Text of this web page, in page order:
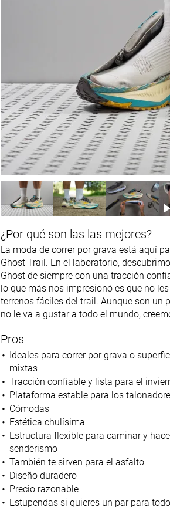
¿Por qué son las las mejores?
La moda de correr por grava está aquí
Ghost Trail. En el laboratorio,
Ghost de siempre con una tracción
lo que más nos impresionó es que no
terrenos fáciles del trail. Aunque son un
no le va a gustar a todo el mundo,
Pros
Ideales para correr por grava o
mixtas
Tracción confiable y lista para el
Plataforma estable para los
Cómodas
Estética chulísima
Estructura flexible para caminar y
senderismo
También te sirven para el asfalto
Diseño duradero
Precio razonable
Estupendas si quieres un par para todo